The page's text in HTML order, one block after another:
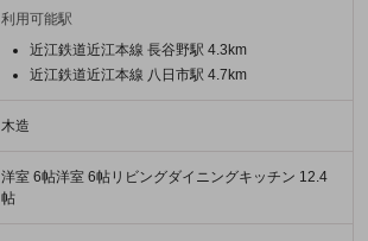
利用可能駅
近江鉄道近江本線 長谷野駅 4.3km
近江鉄道近江本線 八日市駅 4.7km
木造
洋室 6帖洋室 6帖リビングダイニングキッチン 12.4
帖